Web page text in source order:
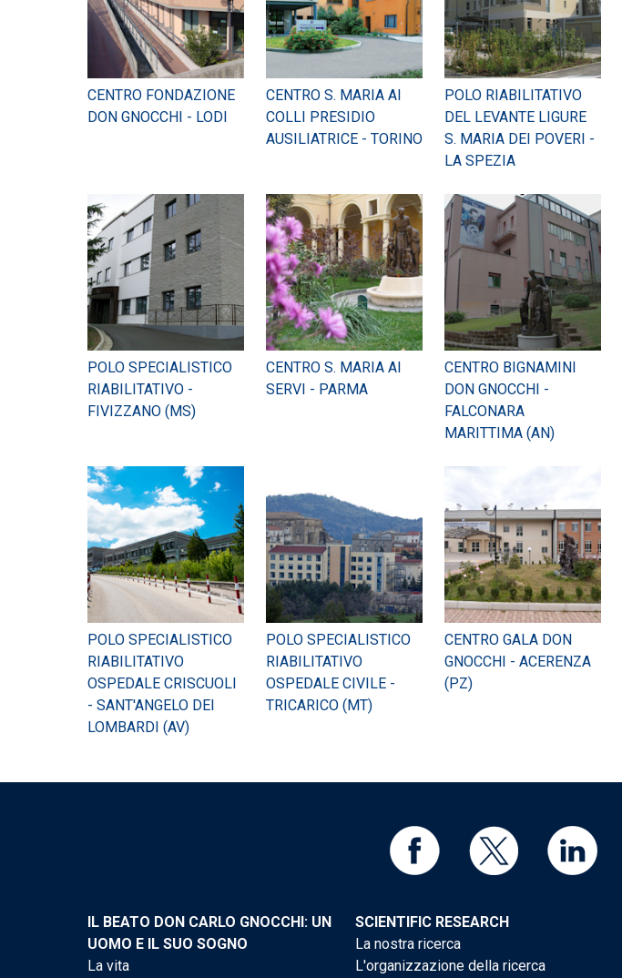
CENTRO FONDAZIONE
DON GNOCCHI - LODI
CENTRO S. MARIA AI
COLLI PRESIDIO
AUSILIATRICE - TORINO
POLO RIABILITATIVO
DEL LEVANTE LIGURE
S. MARIA DEI POVERI -
LA SPEZIA
POLO SPECIALISTICO
RIABILITATIVO -
FIVIZZANO (MS)
CENTRO S. MARIA AI
SERVI - PARMA
CENTRO BIGNAMINI
DON GNOCCHI -
FALCONARA
MARITTIMA (AN)
POLO SPECIALISTICO
RIABILITATIVO
OSPEDALE CRISCUOLI
- SANT'ANGELO DEI
LOMBARDI (AV)
POLO SPECIALISTICO
RIABILITATIVO
OSPEDALE CIVILE -
TRICARICO (MT)
CENTRO GALA DON
GNOCCHI - ACERENZA
(PZ)
IL BEATO DON CARLO GNOCCHI: UN
UOMO E IL SUO SOGNO
La vita
SCIENTIFIC RESEARCH
La nostra ricerca
L'organizzazione della ricerca